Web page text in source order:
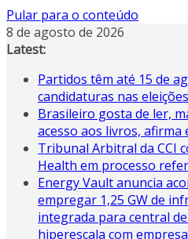
Pular para o conteúdo
8 de agosto de 2026
Latest:
Partidos têm até 15 de
candidaturas nas
Brasileiro gosta de ler,
acesso aos livros, afirma
Tribunal Arbitral da CCI
Health em processo
Energy Vault anuncia
empregar 1,25 GW de
integrada para central
hiperescala com